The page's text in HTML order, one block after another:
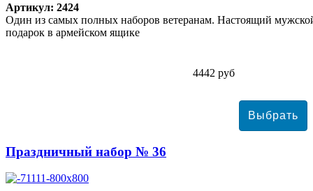
Артикул: 2424
Один из самых полных наборов ветеранам. Настоящий
подарок в армейском ящике
4442 руб
Праздничный набор № 36